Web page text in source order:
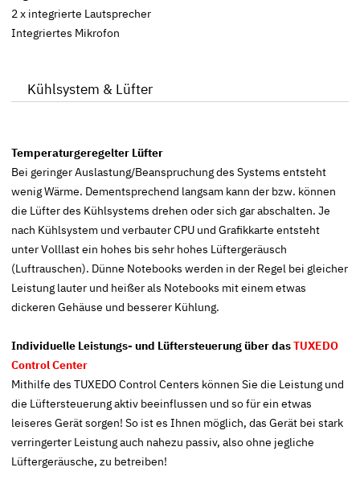
2 x integrierte Lautsprecher
Integriertes Mikrofon
Kühlsystem & Lüfter
Temperaturgeregelter Lüfter
Bei geringer Auslastung/Beanspruchung des Systems entsteht
wenig Wärme. Dementsprechend langsam kann der bzw. können
die Lüfter des Kühlsystems drehen oder sich gar abschalten. Je
nach Kühlsystem und verbauter CPU und Grafikkarte entsteht
unter Volllast ein hohes bis sehr hohes Lüftergeräusch
(Luftrauschen). Dünne Notebooks werden in der Regel bei gleicher
Leistung lauter und heißer als Notebooks mit einem etwas
dickeren Gehäuse und besserer Kühlung.
Individuelle Leistungs- und Lüftersteuerung über dasTUXEDO
Control Center
Mithilfe des TUXEDO Control Centers können Sie die Leistung und
die Lüftersteuerung aktiv beeinflussen und so für ein etwas
leiseres Gerät sorgen! So ist es Ihnen möglich, das Gerät bei stark
verringerter Leistung auch nahezu passiv, also ohne jegliche
Lüftergeräusche, zu betreiben!